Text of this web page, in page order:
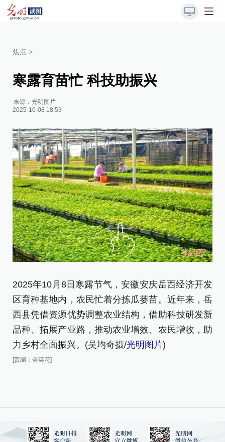
焦点 >
寒露育苗忙 科技助振兴
来源：光明图片
2025-10-08 18:53
2025年10月8日寒露节气，安徽安庆岳西经济开发
区育种基地内，农民忙着分拣瓜蒌苗。近年来，岳
西县凭借资源优势调整农业结构，借助科技研发新
品种、拓展产业路，推动农业增效、农民增收，助
力乡村全面振兴。(吴均奇摄/光明图片)
[责编：金英花]